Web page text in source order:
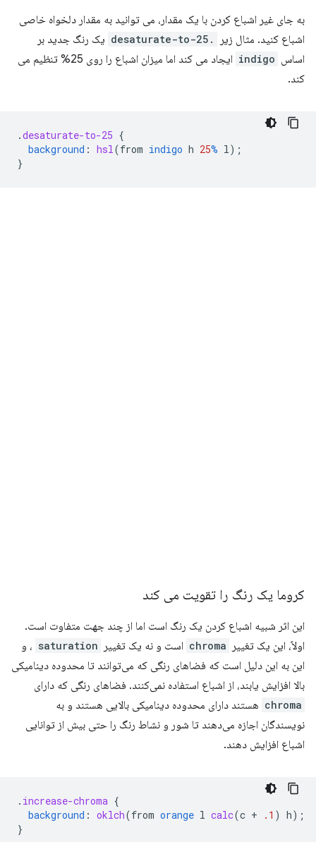
به جای غیر اشباع کردن با یک مقدار، می توانید به مقدار دلخواه خاصی
اشباع کنید. مثال زیر
.desaturate-to-25
یک رنگ جدید بر
اساس indigo
ایجاد می کند اما میزان اشباع را روی 25% تنظیم می
کند.
.desaturate-to-25 {
background : hsl (from indigo h 25% l );
}
کروما یک رنگ را تقویت می کند
این اثر شبیه اشباع کردن یک رنگ است اما از چند جهت متفاوت است.
اولاً، این یک تغییر
chroma است و نه یک تغییر saturation ، و
این به این دلیل است که فضاهای رنگی که می‌توانند تا محدوده دینامیکی
بالا افزایش یابند، از اشباع استفاده نمی‌کنند. فضاهای رنگی که دارای
chroma هستند دارای محدوده دینامیکی بالایی هستند و به
نویسندگان اجازه می‌دهند تا شور و نشاط رنگ را حتی بیش از توانایی
اشباع افزایش دهند.
. increase-chroma {
background : oklch(from orange l calc(c + .1 ) h);
}